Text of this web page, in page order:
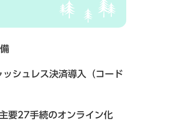
シュレス決済導入（コード
続のオンライン化